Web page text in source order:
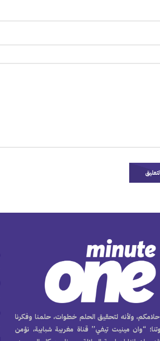
ولأنه لتحقيق الحلم خطوات، حلمنا وفكرنا
“وان مينيت تيفي” قناة مغربية شبابية، نؤمن